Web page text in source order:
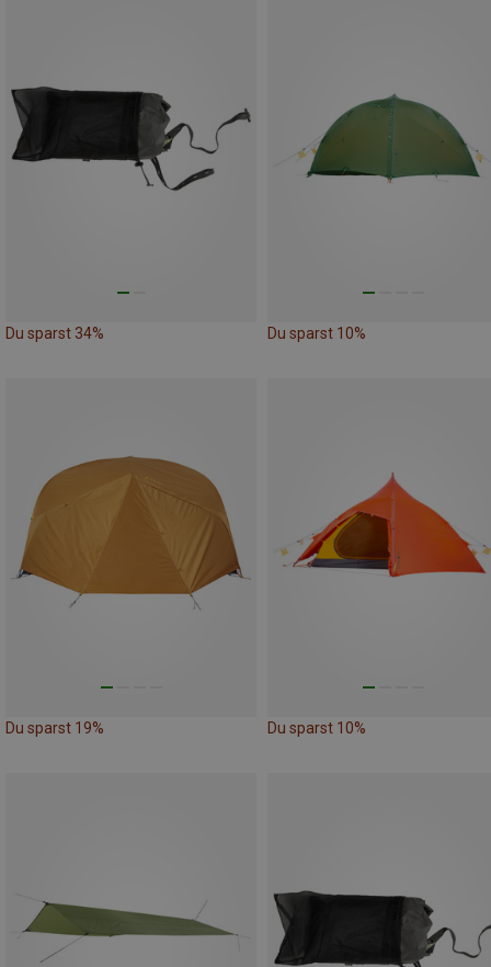
Du sparst 34% Du sparst 10%
Du sparst 19% Du sparst 10%